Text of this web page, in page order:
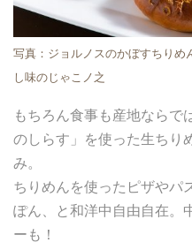
写真：ジョルノスのかぼすちりめ
し味のじゃこノ之
もちろん食事も産地ならで
のしらす」を使った生ちり
み。
ちりめんを使ったピザやパ
ぽん、と和洋中自由自在。
ーも！